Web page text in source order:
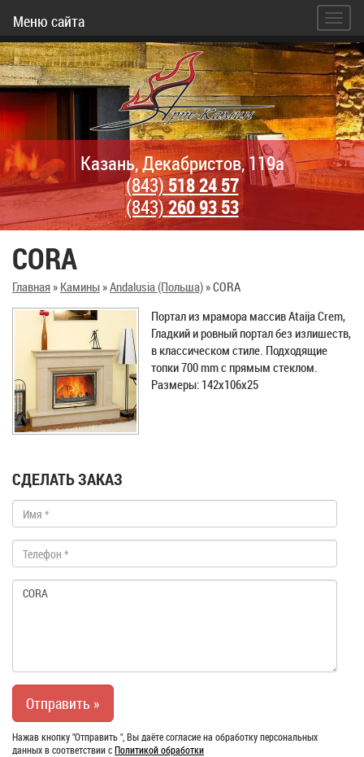
Меню сайта
Казань, Декабристов, 119а
(843)518 24 57
(843)260 93 53
CORA
Главная» Камины»Andalusia (Польша)»CORA
Портал из мрамора мaccив Ataija Crem,
Гладкий и ровный портал без излишеств,
в классическом стиле. Подходящие
топки 700 mm с прямым стеклом.
Размеры: 142x106x25
СДЕЛАТЬ ЗАКАЗ
Нажав кнопку "Отправить ", Вы даёте согласие на обработку персональных
данных в соответствии сПолитикой обработки